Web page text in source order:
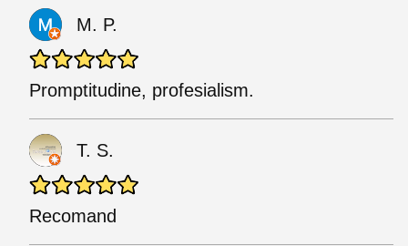
M. P.
Promptitudine, profesialism.
T. S.
Recomand